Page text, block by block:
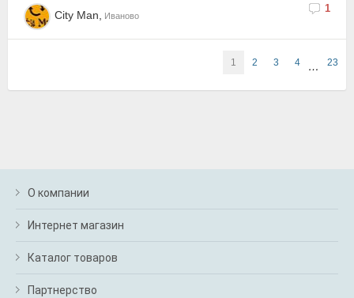
1
City Man, Иваново
1 2 3 4 … 23
О компании
Интернет магазин
Каталог товаров
Партнерство